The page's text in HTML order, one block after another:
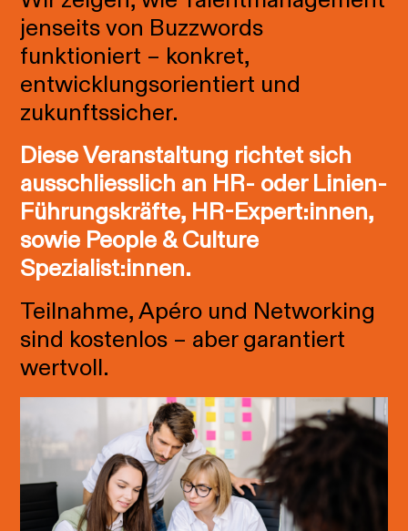
jenseits von Buzzwords
funktioniert – konkret,
entwicklungsorientiert und
zukunftssicher.
Diese Veranstaltung richtet sich
ausschliesslich an HR- oder Linien-
Führungskräfte, HR-Expert:innen,
sowie People & Culture
Spezialist:innen.
Teilnahme, Apéro und Networking
sind kostenlos – aber garantiert
wertvoll.